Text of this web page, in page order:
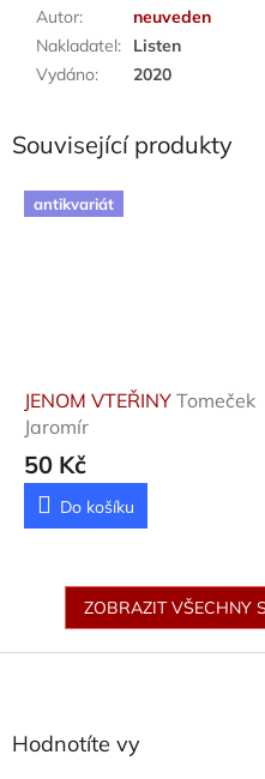
Autor:
neuveden
Nakladatel:
Listen
Vydáno: 2020
Související produkty
antikvariát
JENOM VTEŘINY Tomeček
Jaromír
50 Kč
Do košíku
ZOBRAZIT VŠECHNY
Hodnotíte vy